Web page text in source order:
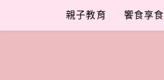
content
親子教育 饗食享食